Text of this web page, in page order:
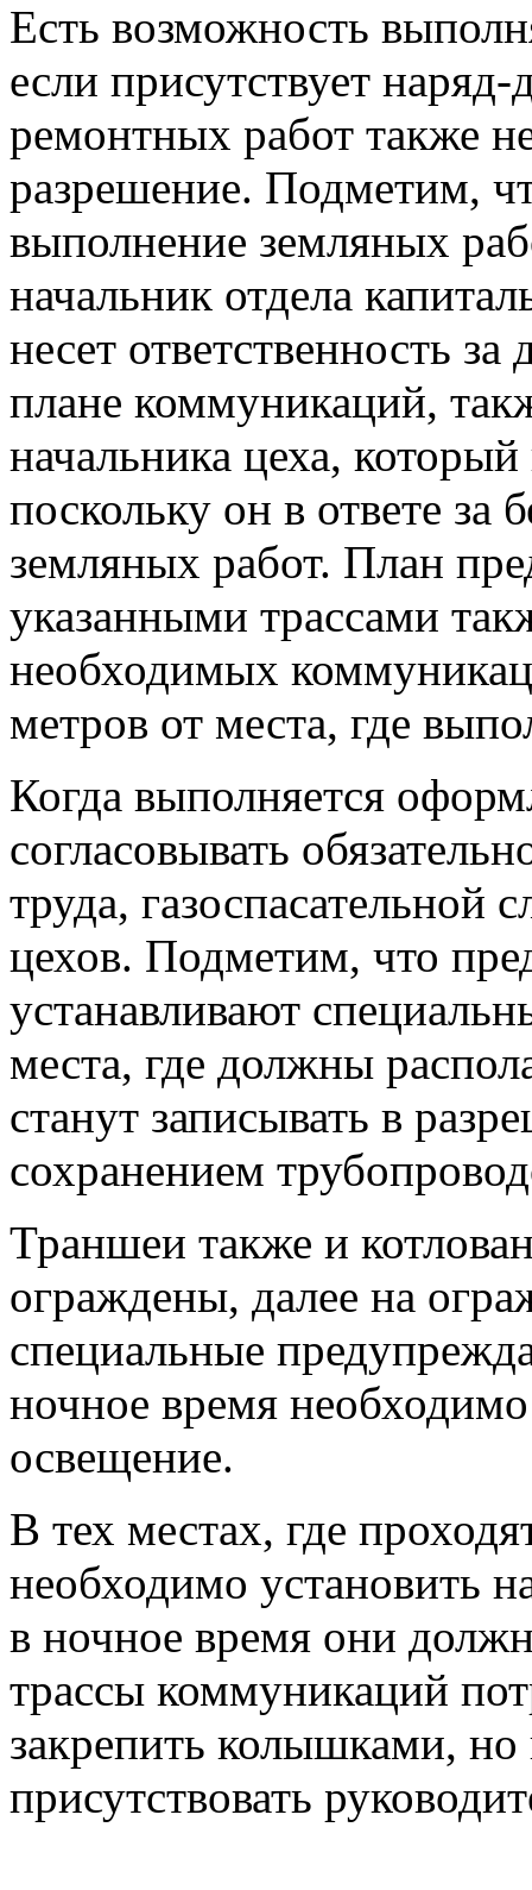
Есть возможность
если присутствует
ремонтных работ также
разрешение. Подметим,
выполнение земляных
начальник отдела
несет ответственность
плане коммуникаций,
начальника цеха,
поскольку он в ответе за
земляных работ. План
указанными трассами
необходимых
метров от места, где
Когда выполняется
согласовывать
труда, газоспасательной
цехов. Подметим, что
устанавливают
места, где должны
станут записывать в
сохранением
Траншеи также и
ограждены, далее на
специальные
ночное время необходимо
освещение.
В тех местах, где
необходимо установить
в ночное время они
трассы коммуникаций
закрепить колышками,
присутствовать